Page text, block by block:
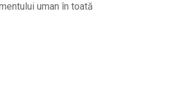
uman în toată